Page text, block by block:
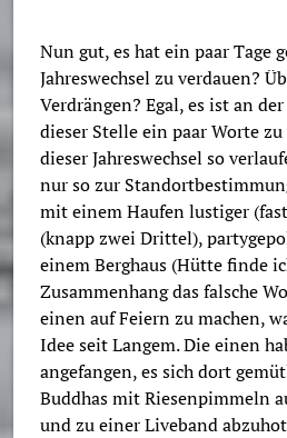
Nun gut, es hat ein paar Tage
Jahreswechsel zu verdauen?
Verdrängen? Egal, es ist an
dieser Stelle ein paar Worte
dieser Jahreswechsel so
nur so zur
mit einem Haufen lustiger
(knapp zwei Drittel),
einem Berghaus (Hütte finde
Zusammenhang das falsche
einen auf Feiern zu machen,
Idee seit Langem. Die einen
angefangen, es sich dort
Buddhas mit Riesenpimmeln
und zu einer Liveband